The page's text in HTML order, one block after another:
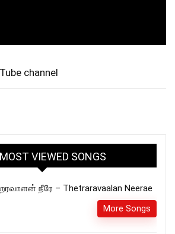
channel
MOST VIEWED SONGS
நீரே – Thetraravaalan Neerae
More Songs